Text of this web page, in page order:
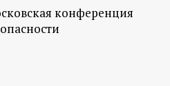
конференция